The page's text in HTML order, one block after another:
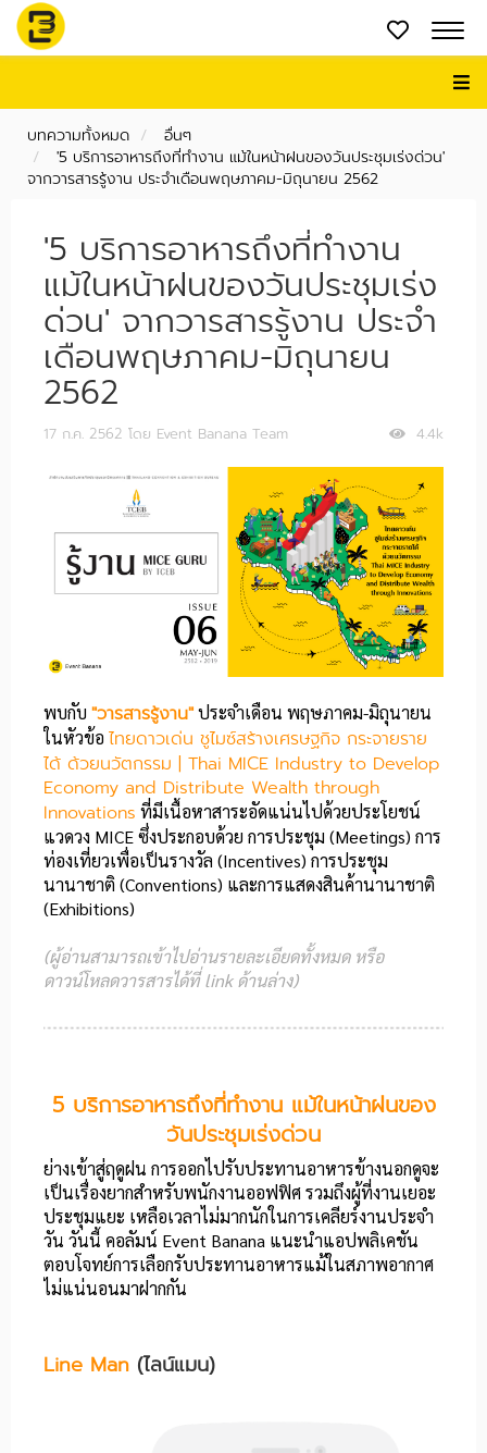
บทความทั้งหมด
อื่นๆ
'5 บริการอาหารถึงที่ทำงาน แม้ในหน้าฝนของวันประชุมเร่งด่วน'
จากวารสารรู้งาน ประจำเดือนพฤษภาคม-มิถุนายน 2562
'5 บริการอาหารถึงที่ทำงาน
แม้ในหน้าฝนของวันประชุมเร่ง
ด่วน' จากวารสารรู้งาน ประจำ
เดือนพฤษภาคม-มิถุนายน
2562
4.4k
17 ก.ค. 2562 โดย Event Banana Team
พบกับ "วารสารรู้งาน"ประจำเดือน พฤษภาคม-มิถุนายน
ในหัวข้อ ไทยดาวเด่น ชูไมซ์สร้างเศรษฐกิจ กระจายราย
ได้ ด้วยนวัตกรรม | Thai MICE Industry to Develop
Economy and Distribute Wealth through
Innovations ที่มีเนื้อหาสาระอัดแน่นไปด้วยประโยชน์
แวดวง MICE ซึ่งประกอบด้วย การประชุม (Meetings) การ
ท่องเที่ยวเพื่อเป็นรางวัล (Incentives) การประชุม
นานาชาติ (Conventions) และการแสดงสินค้านานาชาติ
(Exhibitions)
(ผู้อ่านสามารถเข้าไปอ่านรายละเอียดทั้งหมด หรือ
ดาวน์โหลดวารสารได้ที่ link ด้านล่าง)
5 บริการอาหารถึงที่ทำงาน แม้ในหน้าฝนของ
วันประชุมเร่งด่วน
ย่างเข้าสู่ฤดูฝน การออกไปรับประทานอาหารข้างนอกดูจะ
เป็นเรื่องยากสำหรับพนักงานออฟฟิศ รวมถึงผู้ที่งานเยอะ
ประชุมแยะ เหลือเวลาไม่มากนักในการเคลียร์งานประจำ
วัน วันนี้ คอลัมน์ Event Banana แนะนำแอปพลิเคชัน
ตอบโจทย์การเลือกรับประทานอาหารแม้ในสภาพอากาศ
ไม่แน่นอนมาฝากกัน
Line Man (ไลน์แมน)